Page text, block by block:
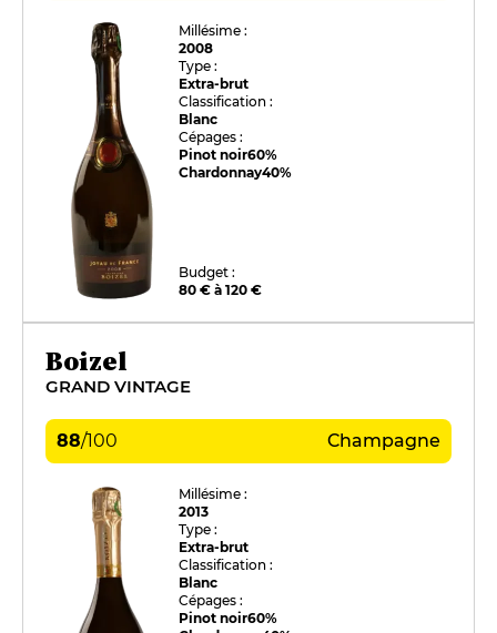
Millésime :
2008
Type :
Extra-brut
Classification :
Blanc
Cépages :
Pinot noir60%
Chardonnay40%
Budget :
80 € à 120 €
Boizel
GRAND VINTAGE
88/100 Champagne
Millésime :
2013
Type :
Extra-brut
Classification :
Blanc
Cépages :
Pinot noir60%